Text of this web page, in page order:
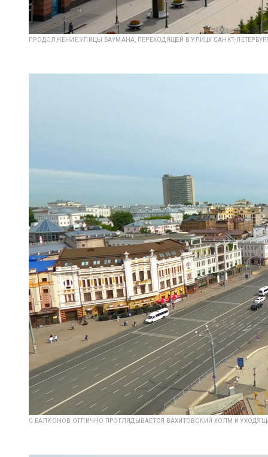
ПРОДОЛЖЕНИЕ УЛИЦЫ БАУМАНА, ПЕРЕХОДЯЩЕЙ В УЛИЦУ САНКТ-
С БАЛКОНОВ ОТЛИЧНО ПРОГЛЯДЫВАЕТСЯ ВАХИТОВСКИЙ ХОЛМ И